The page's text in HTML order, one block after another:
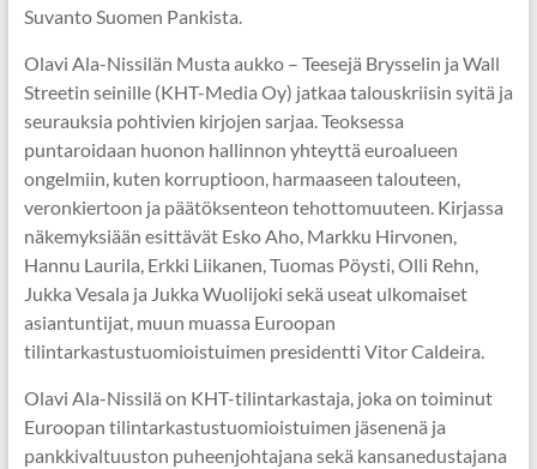
Suvanto Suomen Pankista.
Olavi Ala-Nissilän Musta aukko – Teesejä Brysselin ja Wall
Streetin seinille (KHT-Media Oy) jatkaa talouskriisin syitä ja
seurauksia pohtivien kirjojen sarjaa. Teoksessa
puntaroidaan huonon hallinnon yhteyttä euroalueen
ongelmiin, kuten korruptioon, harmaaseen talouteen,
veronkiertoon ja päätöksenteon tehottomuuteen. Kirjassa
näkemyksiään esittävät Esko Aho, Markku Hirvonen,
Hannu Laurila, Erkki Liikanen, Tuomas Pöysti, Olli Rehn,
Jukka Vesala ja Jukka Wuolijoki sekä useat ulkomaiset
asiantuntijat, muun muassa Euroopan
tilintarkastustuomioistuimen presidentti Vitor Caldeira.
Olavi Ala-Nissilä on KHT-tilintarkastaja, joka on toiminut
Euroopan tilintarkastustuomioistuimen jäsenenä ja
pankkivaltuuston puheenjohtajana sekä kansanedustajana